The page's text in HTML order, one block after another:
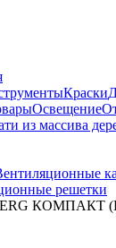
Краски
Освещение
из массива
решетки
КОМПАКТ